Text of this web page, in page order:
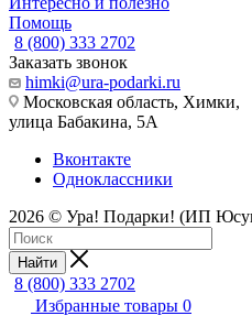
Помощь
8 (800) 333 2702
Заказать звонок
himki@ura-podarki.ru
Московская область, Химки,
улица Бабакина, 5А
Вконтакте
Одноклассники
2026 © Ура! Подарки! (ИП
Найти
8 (800) 333 2702
Избранные товары 0